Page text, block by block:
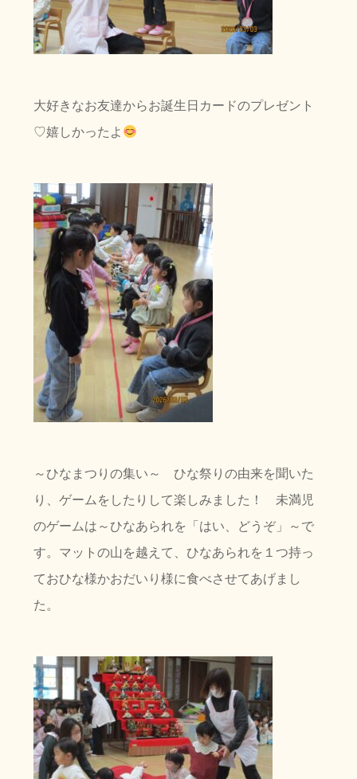
大好きなお友達からお誕生日カードのプレゼント
♡嬉しかったよ
～ひなまつりの集い～ ひな祭りの由来を聞いた
り、ゲームをしたりして楽しみました！ 未満児
のゲームは～ひなあられを「はい、どうぞ」～で
す。マットの山を越えて、ひなあられを１つ持っ
ておひな様かおだいり様に食べさせてあげまし
た。